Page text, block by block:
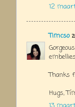
12
Timcso
Thanks
Hugs,